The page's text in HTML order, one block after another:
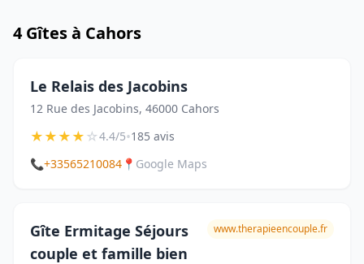
4 Gîtes à Cahors
Le Relais des Jacobins
12 Rue des Jacobins, 46000 Cahors
★★★★☆4.4/5•185 avis
📞+33565210084 📍 Google Maps
Gîte Ermitage Séjours
couple et famille bien
www.therapieencouple.fr